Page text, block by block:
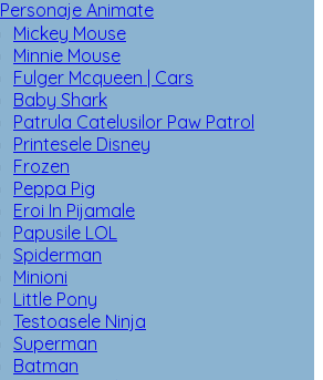
Personaje Animate
Mickey Mouse
Minnie Mouse
Fulger Mcqueen | Cars
Baby Shark
Patrula Catelusilor Paw Patrol
Printesele Disney
Frozen
Peppa Pig
Eroi In Pijamale
Papusile LOL
Spiderman
Minioni
Little Pony
Testoasele Ninja
Superman
Batman